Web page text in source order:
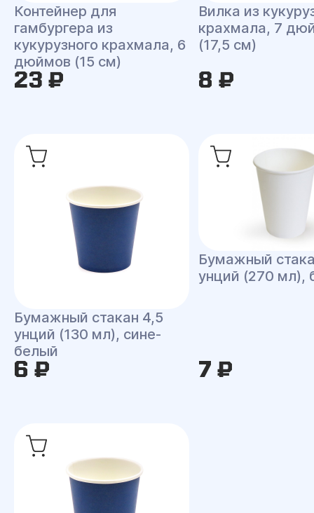
Контейнер для
гамбургера из
кукурузного крахмала, 6
дюймов (15 см)
23 ₽
Вилка из
крахмала, 7
(17,5 см)
8 ₽
Бумажный стакан 4,5
унций (130 мл), сине-
белый
6 ₽
Бумажный
унций (270 мл),
7 ₽